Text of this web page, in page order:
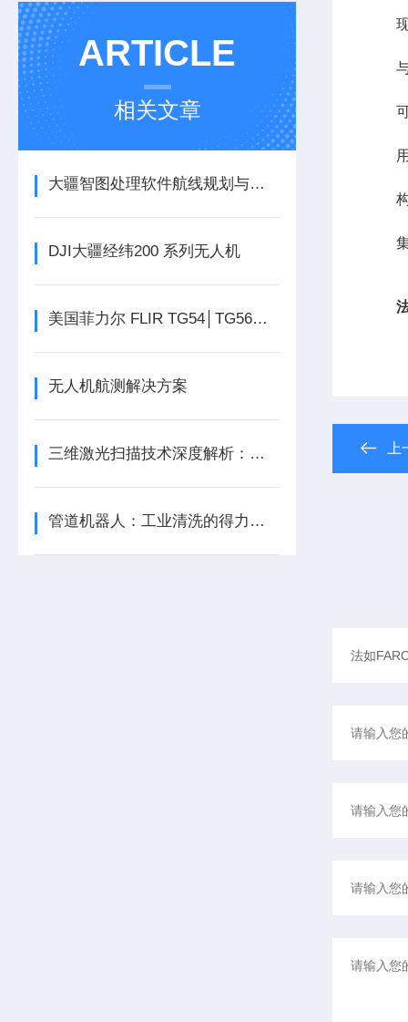
ARTICLE
相关文章
大疆智图处理软件航线规划与航拍常见问题
DJI大疆经纬200 系列无人机
美国菲力尔 FLIR TG54│TG56红外测温仪
无人机航测解决方案
三维激光扫描技术深度解析：从原理到应用
管道机器人：工业清洗的得力助手